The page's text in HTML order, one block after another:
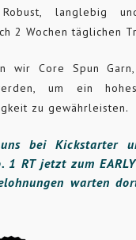
langlebig
2 Wochen täglichen
wir Core Spun
um ein
zu gewährleisten.
bei Kickstarter
RT jetzt zum
warten